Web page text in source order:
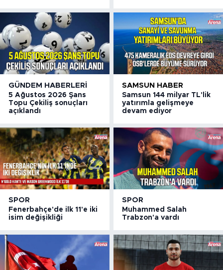
GÜNDEM HABERLERI
5 Ağustos 2026 Şans
Topu Çekiliş sonuçları
açıklandı
SAMSUN HABER
Samsun 144 milyar TL'lik
yatırımla gelişmeye
devam ediyor
SPOR
Fenerbahçe'de ilk 11'e iki
isim değişikliği
SPOR
Muhammed Salah
Trabzon'a vardı